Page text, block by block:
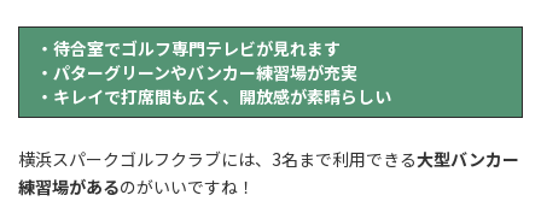
・待合室でゴルフ専門テレビが見れます
・パターグリーンやバンカー練習場が充実
・キレイで打席間も広く、開放感が素晴らしい
横浜スパークゴルフクラブには、3名まで利用できる大型バンカー
練習場があるのがいいですね！